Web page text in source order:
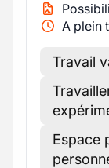
A plein
Travail
Espace